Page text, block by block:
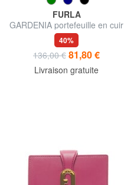
FURLA
GARDENIA portefeuille en cuir
40%
136,00 € 81,80 €
Livraison gratuite